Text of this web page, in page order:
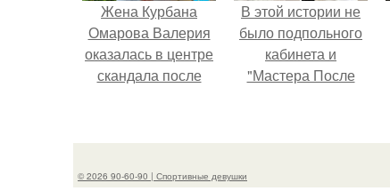
Жена Курбана
Омарова Валерия
оказалась в центре
скандала после
её
клинику.
В этой истории не
было подпольного
кабинета и
"Мастера После
© 2026 90-60-90 | Спортивные девушки